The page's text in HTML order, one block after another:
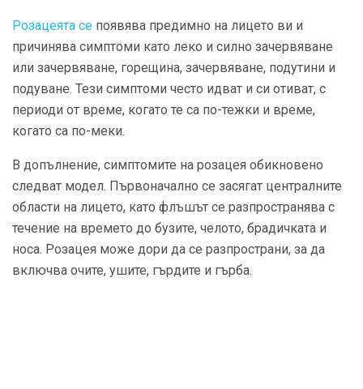
Розацеята се появява предимно на лицето ви и
причинява симптоми като леко и силно зачервяване
или зачервяване, горещина, зачервяване, подутини и
подуване. Тези симптоми често идват и си отиват, с
периоди от време, когато те са по-тежки и време,
когато са по-меки.
В допълнение, симптомите на розацея обикновено
следват модел. Първоначално се засягат централните
области на лицето, като флъшът се разпространява с
течение на времето до бузите, челото, брадичката и
носа. Розацея може дори да се разпространи, за да
включва очите, ушите, гърдите и гърба.